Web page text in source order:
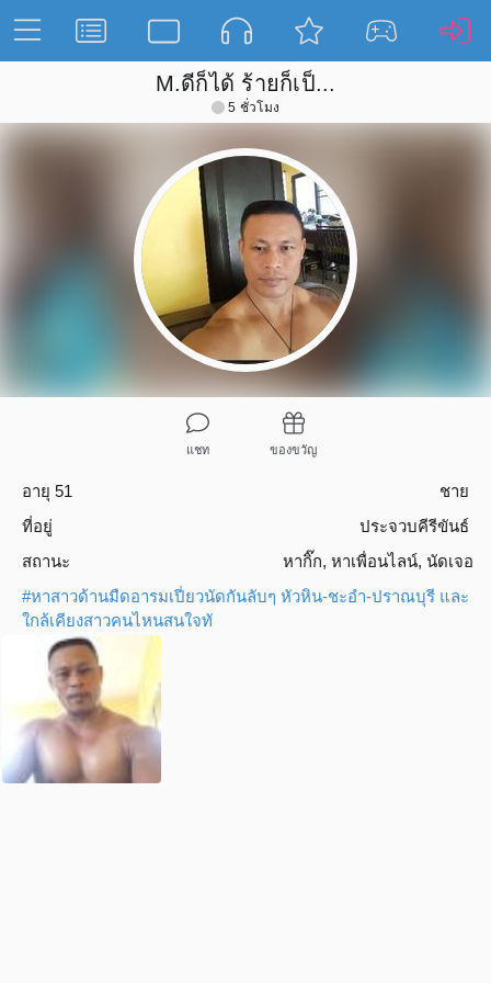
M.ดีก็ได้ ร้ายก็เป็...
5 ชั่วโมง
แชท ของขวัญ
อายุ 51
ชาย
ที่อยู่
ประจวบคีรีขันธ์
สถานะ
หากิ๊ก, หาเพื่อนไลน์, นัดเจอ
#หาสาวด้านมืดอารมเปี่ยวนัดกันลับๆ หัวหิน-ชะอำ-ปราณบุรี และ
ใกล้เคียงสาวคนไหนสนใจทั